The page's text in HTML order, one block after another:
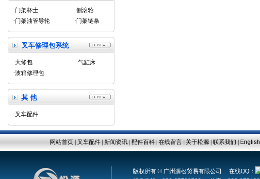
·门架杯士
·侧滚轮
·门架油管导轮
·门架链条
叉车修理包系统
·大修包
·气缸床
·波箱修理包
其 他
·叉车配件
网站首页 叉车配件 新闻资讯 配件百科 在线留言 关于松源 联系我们 English
版权所有 © 广州源松贸易有限公司 在线QQ：